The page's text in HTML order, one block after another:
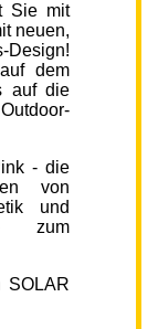
Sie mit
neuen,
Design!
dem
auf die
- die
von
und
zum
SOLAR